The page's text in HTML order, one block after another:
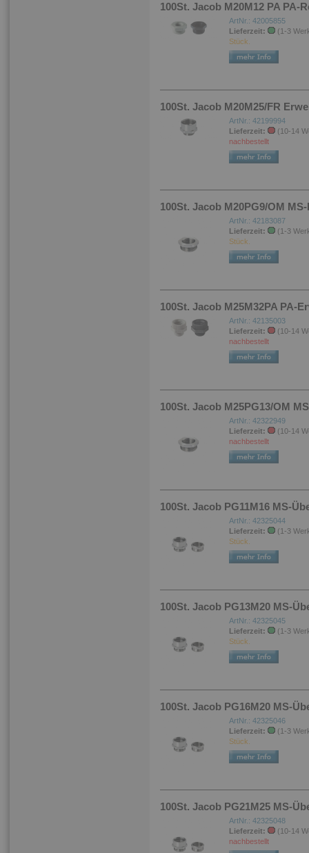
100St. Jacob M20M12 PA PA-
ArtNr.: 42005855
Lieferzeit:
(1-3
Stück.
100St. Jacob M20M25/FR
ArtNr.: 42199994
Lieferzeit:
(10-14
nachbestellt
100St. Jacob M20PG9/OM
ArtNr.: 42183087
Lieferzeit:
(1-3
Stück.
100St. Jacob M25M32PA PA-
ArtNr.: 42135003
Lieferzeit:
(10-14
nachbestellt
100St. Jacob M25PG13/OM
ArtNr.: 42322949
Lieferzeit:
(10-14
nachbestellt
100St. Jacob PG11M16 MS-
ArtNr.: 42325044
Lieferzeit:
(1-3
Stück.
100St. Jacob PG13M20 MS-
ArtNr.: 42325045
Lieferzeit:
(1-3
Stück.
100St. Jacob PG16M20 MS-
ArtNr.: 42325046
Lieferzeit:
(1-3
Stück.
100St. Jacob PG21M25 MS-
ArtNr.: 42325048
Lieferzeit:
(10-14
nachbestellt